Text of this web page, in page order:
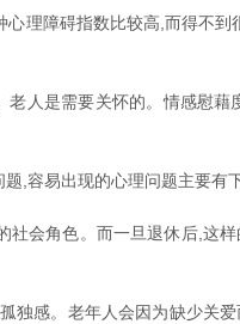
理障碍指数比较高,而得不到
人是需要关怀的。情感慰藉
,容易出现的心理问题主要有
会角色。而一旦退休后,这样
感。老年人会因为缺少关爱